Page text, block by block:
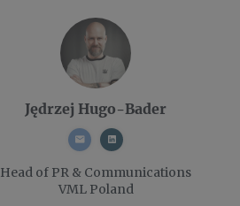
Jędrzej Hugo-Bader
Head of PR & Communications
VML Poland